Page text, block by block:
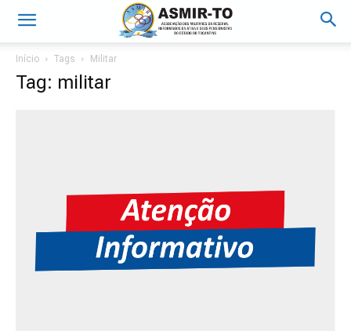
Início Tags Militar
Tag: militar